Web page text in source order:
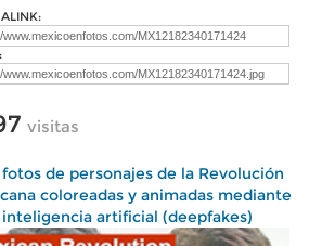
visitas
de personajes de la Revolución
coloreadas y animadas mediante
inteligencia artificial (deepfakes)